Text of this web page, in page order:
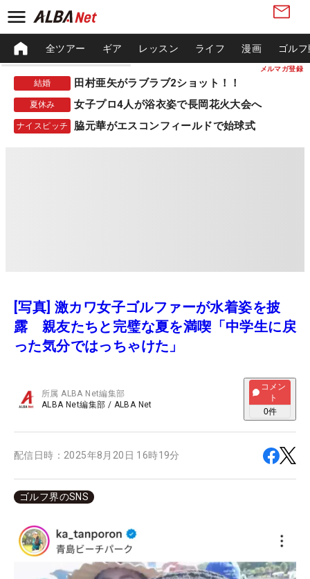
メルマガ登録
全ツアー ギア レッスン ライフ 漫画 ゴル
結婚 田村亜矢がラブラブ2ショット！！
夏休み 女子プロ4人が浴衣姿で長岡花火大会へ
ナイスピッチ 脇元華がエスコンフィールドで始球式
[写真] 激カワ女子ゴルファーが水着姿を披
露 親友たちと完璧な夏を満喫「中学生に戻
った気分ではっちゃけた」
所属ALBA Net編集部
ALBA Net編集部 / ALBA Net
コメン
ト
0件
配信日時： 2025年8月20日 16時19分
ゴルフ界のSNS